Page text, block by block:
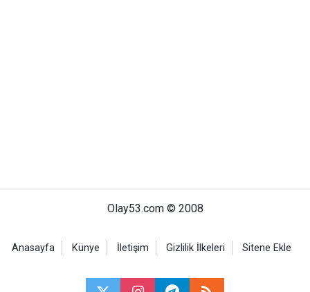
Olay53.com © 2008
Anasayfa Künye İletişim Gizlilik İlkeleri Sitene Ekle